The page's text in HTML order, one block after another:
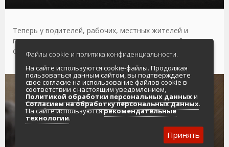
Теперь у водителей, рабочих, местных жителей и
путешественников появилась возможность выйти на
связь, в том числе по видеосвязи
06.08.2026 ГЛАВНОЕ ТРАНСПОРТ
Файлы cookie и политика конфиденциальности.
На сайте используются cookie-файлы. Продолжая
пользоваться данным сайтом, вы подтверждаете
свое согласие на использование файлов cookie в
соответствии с настоящим уведомлением,
Политикой обработки персональных данныхи
Согласием на обработку персональных данных.
На сайте используютсярекомендательные
технологии.
Принять